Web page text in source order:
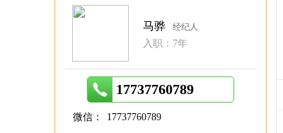
马骅 经纪人
入职：7年
17737760789
微信： 17737760789